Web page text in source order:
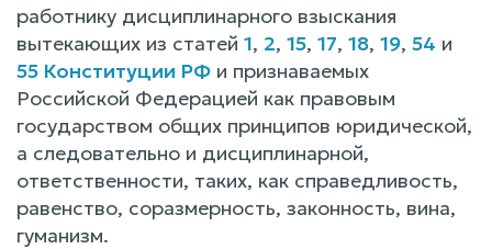
работнику дисциплинарного взыскания
вытекающих из статей 1, 2, 15, 17, 18, 19, 54 и
55 Конституции РФ и признаваемых
Российской Федерацией как правовым
государством общих принципов юридической,
а следовательно и дисциплинарной,
ответственности, таких, как справедливость,
равенство, соразмерность, законность, вина,
гуманизм.